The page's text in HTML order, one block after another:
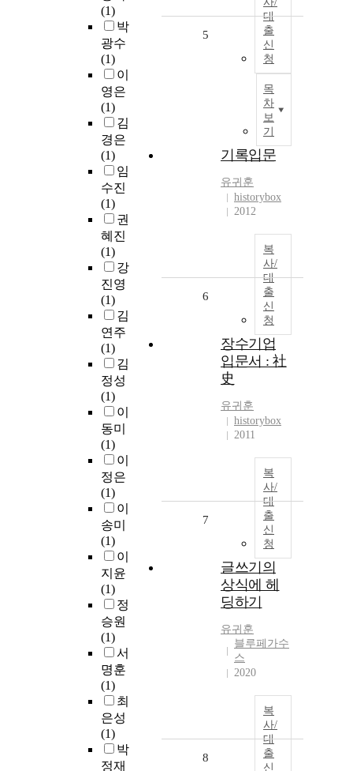
(1)
박
광수
(1)
이
영은
(1)
김
경은
(1)
임
수진
(1)
권
혜진
(1)
강
진영
(1)
김
연주
(1)
김
정성
(1)
이
동미
(1)
이
정은
(1)
이
송미
(1)
이
지윤
(1)
정
승원
(1)
서
명훈
(1)
최
은성
(1)
박
정재
대
출
신
청
목
차
보
기
5
기록입문
유귀훈
historybox
2012
복
사/
대
출
신
청
6
장수기업
입문서 : 社
史
유귀훈
historybox
2011
복
사/
대
출
신
청
7
글쓰기의
상식에 헤
딩하기
유귀훈
블루페가수
스
2020
복
사/
대
출
신
8